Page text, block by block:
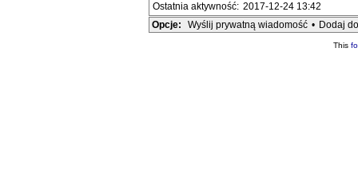
Ostatnia aktywność: 2017-12-24 13:42
Opcje:
Wyślij prywatną wiadomość • Dodaj
This